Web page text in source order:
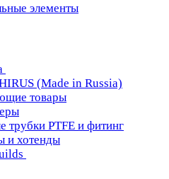
элементы
(Made in Russia)
товары
трубки PTFE и фитинг
и хотенды